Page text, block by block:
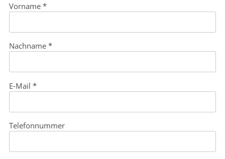
Vorname (Pflichtfeld)
*
Nachname (Pflichtfeld)
*
E-Mail (Pflichtfeld)
*
Telefonnummer